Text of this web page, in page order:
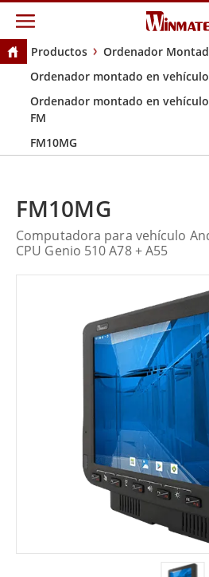
Productos
Ordenador
Ordenador montado en
Ordenador montado en
FM
FM10MG
FM10MG
Computadora para vehículo
CPU Genio 510 A78 + A55